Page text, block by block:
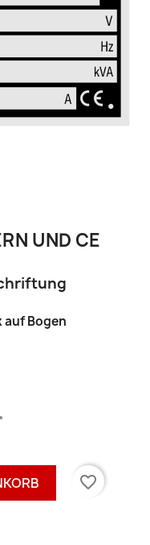
UND CE
auf Bogen
favorite_border